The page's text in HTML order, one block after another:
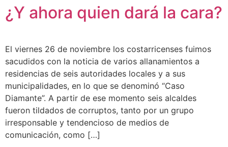
¿Y ahora quien dará la cara?
El viernes 26 de noviembre los costarricenses fuimos
sacudidos con la noticia de varios allanamientos a
residencias de seis autoridades locales y a sus
municipalidades, en lo que se denominó “Caso
Diamante”. A partir de ese momento seis alcaldes
fueron tildados de corruptos, tanto por un grupo
irresponsable y tendencioso de medios de
comunicación, como […]